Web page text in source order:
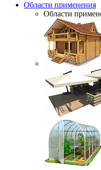
Области применения
Области